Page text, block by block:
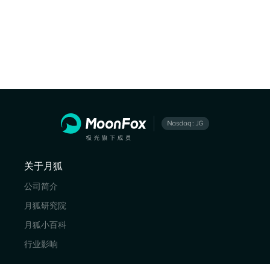
关于月狐
公司简介
月狐研究院
月狐小百科
行业影响